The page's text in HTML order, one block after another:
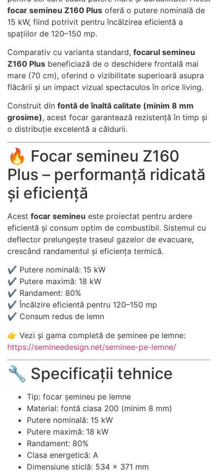
focar semineu Z160 Plus oferă o putere nominală de
15 kW, fiind potrivit pentru încălzirea eficientă a
spațiilor de 120–150 mp.
Comparativ cu varianta standard, focarul semineu
Z160 Plus beneficiază de o deschidere frontală mai
mare (70 cm), oferind o vizibilitate superioară asupra
flăcării și un impact vizual spectaculos în orice living.
Construit din fontă de înaltă calitate (minim 8 mm
grosime), acest focar garantează rezistență în timp și
o distribuție excelentă a căldurii.
🔥 Focar semineu Z160
Plus – performanță ridicată
și eficiență
Acest focar semineu este proiectat pentru ardere
eficientă și consum optim de combustibil. Sistemul cu
deflector prelungește traseul gazelor de evacuare,
crescând randamentul și eficiența termică.
✔ Putere nominală: 15 kW
✔ Putere maximă: 18 kW
✔ Randament: 80%
✔ Încălzire eficientă pentru 120–150 mp
✔ Consum redus de lemn
👉 Vezi și gama completă de șeminee pe lemne:
https://semineedesign.net/seminee-pe-lemne/
🔧 Specificații tehnice
Tip: focar șemineu pe lemne
Material: fontă clasa 200 (minim 8 mm)
Putere nominală: 15 kW
Putere maximă: 18 kW
Randament: 80%
Clasa energetică: A
Dimensiune sticlă: 534 x 371 mm
personalizate.